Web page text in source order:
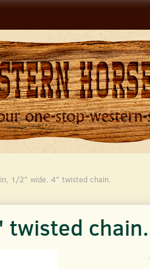
1/2" wide. 4" twisted chain.
chain.